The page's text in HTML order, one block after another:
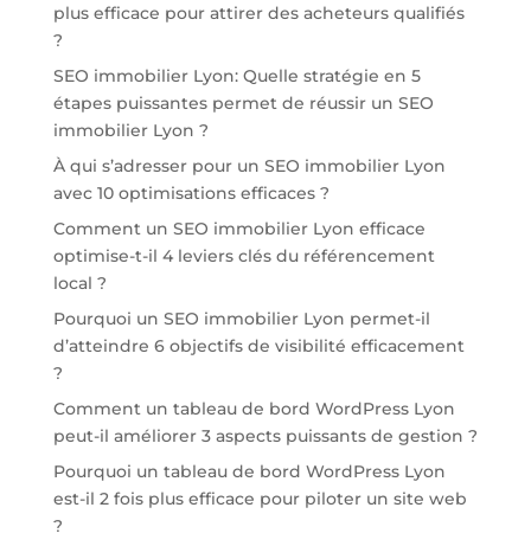
plus efficace pour attirer des acheteurs qualifiés
?
SEO immobilier Lyon: Quelle stratégie en 5
étapes puissantes permet de réussir un SEO
immobilier Lyon ?
À qui s’adresser pour un SEO immobilier Lyon
avec 10 optimisations efficaces ?
Comment un SEO immobilier Lyon efficace
optimise-t-il 4 leviers clés du référencement
local ?
Pourquoi un SEO immobilier Lyon permet-il
d’atteindre 6 objectifs de visibilité efficacement
?
Comment un tableau de bord WordPress Lyon
peut-il améliorer 3 aspects puissants de gestion ?
Pourquoi un tableau de bord WordPress Lyon
est-il 2 fois plus efficace pour piloter un site web
?